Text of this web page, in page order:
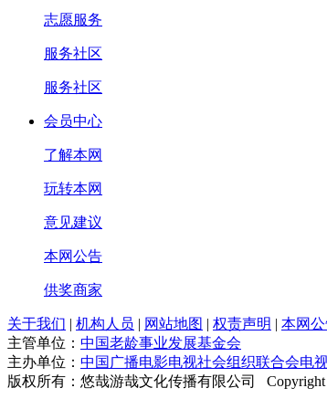
志愿服务
服务社区
服务社区
会员中心
了解本网
玩转本网
意见建议
本网公告
供奖商家
关于我们 | 机构人员 | 网站地图 | 权责声明 | 本网
主管单位： 中国老龄事业发展基金会
主办单位： 中国广播电影电视社会组织联合会电
版权所有：悠哉游哉文化传播有限公司 Copyright